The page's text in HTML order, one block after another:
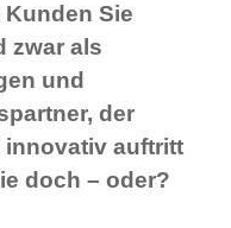
Sie
zwar als
und
der
innovativ auftritt
doch – oder?